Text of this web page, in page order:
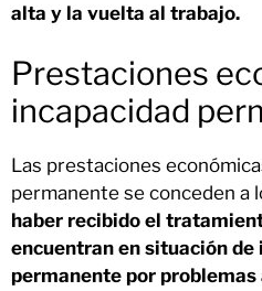
alta y la vuelta al trabajo.
Prestaciones
incapacidad
Las prestaciones
permanente se conceden a
haber recibido el
encuentran en situación de
permanente por